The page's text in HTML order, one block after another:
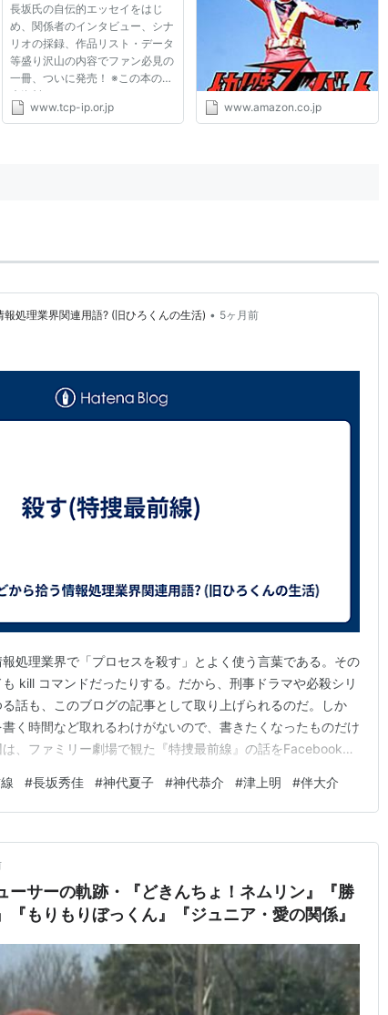
長坂氏の自伝的エッセイをはじ
め、関係者のインタビュー、シナ
リオの採録、作品リスト・データ
等盛り沢山の内容でファン必見の
一冊、ついに発売！ ※この本の巻
末資料を、このホームページのデ
ータをベースに「協力」というカ
www.tcp-ip.or.jp
演), 中村裕 (出演), 大城信子
(出演), 中野宣之 (出演), 斉藤
真 (出演), 岡崎二朗 (出演),
はやみ竜次 (出演), 矢吹二朗
(出演), 青森伸 (出演), 長坂秀
佳 (Writer), 滝沢真理
(Writer), 田口成光 (Writer):
www.amazon.co.jp
処理業界関連用語? (旧ひろくんの生活) • 5ヶ月前
報処理業界で「プロセスを殺す」とよく使う言葉である。その
kill コマンドだったりする。だから、刑事ドラマや必殺シリ
話も、このブログの記事として取り上げられるのだ。しか
く時間など取れるわけがないので、書きたくなったものだけ
、ファミリー劇場で観た『特捜最前線』の話をFacebookか
る。 また特捜最前線 第50話「兇弾・神代夏子死す!」を観
酷い話だねえ。…
#長坂秀佳 #神代夏子 #神代恭介 #津上明 #伴大介
ーサーの軌跡・『どきんちょ！ネムリン』『勝
『もりもりぼっくん』『ジュニア・愛の関係』